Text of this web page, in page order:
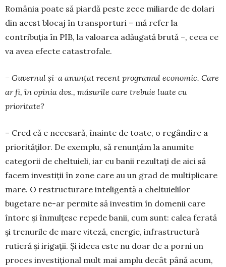
România poate să piardă peste zece miliarde de dolari
din acest blocaj în trans­porturi – mă refer la
contribuția în PIB, la valoarea adăugată brută –, ceea ce
va avea efecte ca­tastrofale.
– Guvernul și-a anunțat recent programul economic. Care
ar fi, în opinia dvs., măsurile care trebuie luate cu
prioritate?
– Cred că e necesară, înainte de toate, o re­gân­dire a
priorităților. De exemplu, să renunțăm la anumite
categorii de cheltuieli, iar cu banii rezultați de aici să
facem investiții în zone care au un grad de multiplicare
mare. O restructurare inteligentă a cheltuielilor
bugetare ne-ar permite să investim în domenii care
întorc și înmulțesc repede banii, cum sunt: calea ferată
și trenurile de mare viteză, energie, infrastructură
rutieră și irigații. Și ideea este nu doar de a porni un
proces investițional mult mai amplu decât până acum,